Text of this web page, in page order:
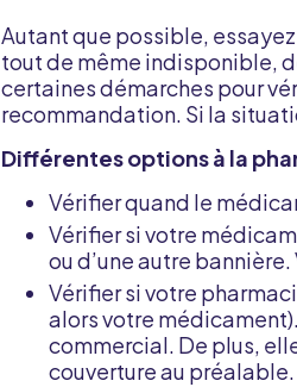
Autant que possible,
tout de même indisponible,
certaines démarches pour
recommandation. Si la
Différentes options à la
Vérifier quand le
Vérifier si votre
ou d’une autre
Vérifier si votre
alors votre
commercial. De plus,
couverture au préalable.